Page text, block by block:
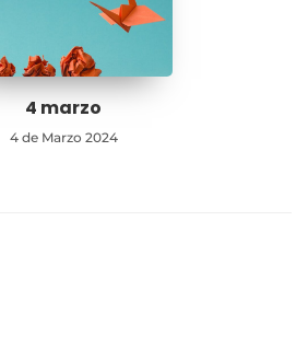
4 marzo
4 de Marzo 2024